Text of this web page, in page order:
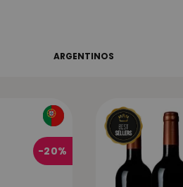
ARGENTINOS
-20%